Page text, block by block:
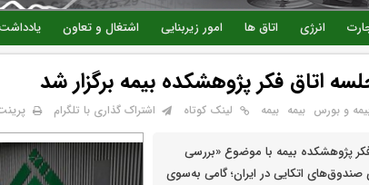
انرژی اتاق ها امور زیربنایی اشتغال و تعاون یادداشت
اتاق فکر پژوهشکده بیمه برگزار شد
و بورس بيمه بیمه لینک کوتاه اشتراک گذاری با تلگرام
پژوهشکده بیمه با موضوع «بررسی
صندوق‌های اتکایی در ایران؛ گامی به‌سوی